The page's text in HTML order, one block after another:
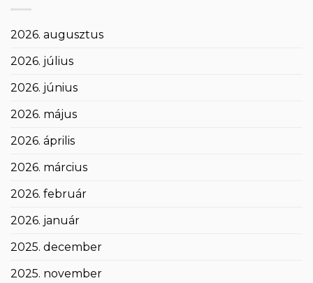
2026. augusztus
2026. július
2026. június
2026. május
2026. április
2026. március
2026. február
2026. január
2025. december
2025. november